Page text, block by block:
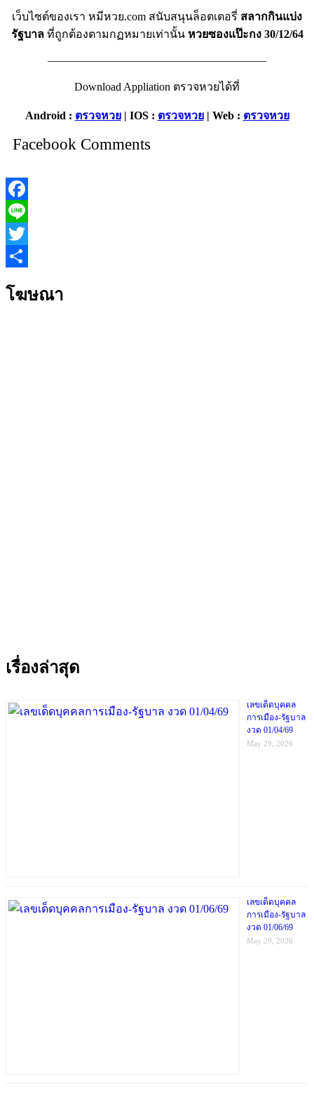
เว็บไซต์ของเรา หมีหวย.com สนับสนุนล็อตเตอรี่ สลากกินแบ่ง
รัฐบาล ที่ถูกต้องตามกฏหมายเท่านั้น หวยซองแป๊ะกง 30/12/64
———————————————————–
Download Appliation ตรวจหวยได้ที่
Android : ตรวจหวย| IOS : ตรวจหวย| Web : ตรวจหวย
Facebook Comments
Facebook
Line
Twitter
โฆษณา
เรื่องล่าสุด
เลขเด็ดบุคคล
การเมือง-รัฐบาล
งวด 01/04/69
May 29, 2026
เลขเด็ดบุคคล
การเมือง-รัฐบาล
งวด 01/06/69
May 29, 2026